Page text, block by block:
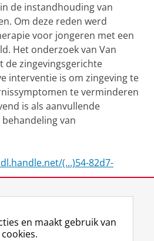
de instandhouding van
Om deze reden werd
voor jongeren met een
Het onderzoek van Van
de zingevingsgerichte
interventie is om zingeving te
te verminderen
is als aanvullende
van
(...)54-82d7-
en maakt gebruik van